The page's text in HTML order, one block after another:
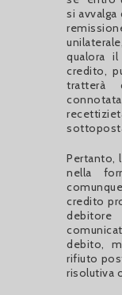
si avvalga
qualora
credito,
tratterà
Pertanto,
nella
credito
debito,
rifiuto
risolutiva